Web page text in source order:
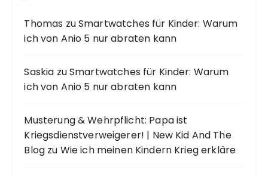
Thomas zuSmartwatches für Kinder: Warum
ich von Anio 5 nur abraten kann
Saskia zuSmartwatches für Kinder: Warum
ich von Anio 5 nur abraten kann
Musterung & Wehrpflicht: Papa ist
Kriegsdienstverweigerer! | New Kid And The
Blog zu Wie ich meinen Kindern Krieg erkläre